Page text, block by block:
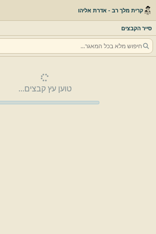
קרית מלך רב - אדרת אליהו
סייר הקבצים
טוען עץ קבצים...